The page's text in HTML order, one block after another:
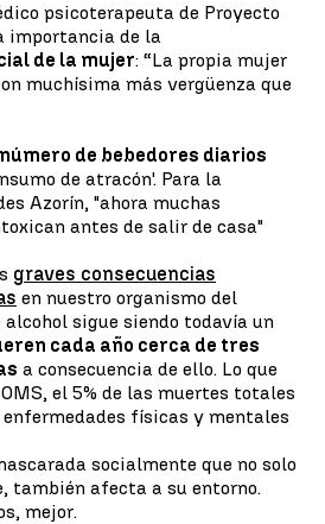
psicoterapeuta de Proyecto
importancia de la
de la mujer: “La propia mujer
muchísima más vergüenza que
número de bebedores diarios
de atracón'. Para la
Azorín, "ahora muchas
antes de salir de casa"
graves consecuencias
en nuestro organismo del
alcohol sigue siendo todavía un
cada año cerca de tres
a consecuencia de ello. Lo que
el 5% de las muertes totales
enfermedades físicas y mentales
socialmente que no solo
también afecta a su entorno.
mejor.